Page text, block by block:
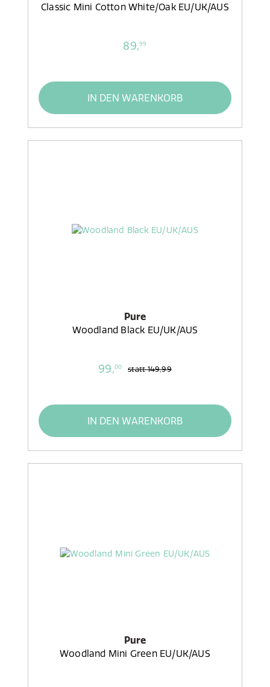
Classic Mini Cotton White/Oak EU/UK/AUS
89,99
IN DEN WARENKORB
Pure
Woodland Black EU/UK/AUS
99,00 statt149,99
IN DEN WARENKORB
Pure
Woodland Mini Green EU/UK/AUS